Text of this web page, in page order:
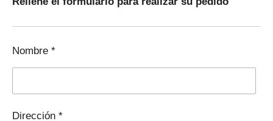
Nombre *
Dirección *